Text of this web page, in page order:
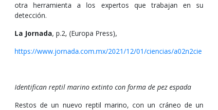
otra herramienta a los expertos que trabajan en su
detección.
La Jornada, p.2, (Europa Press),
https://www.jornada.com.mx/2021/12/01/ciencias/a02n2cie
Identifican reptil marino extinto con forma de pez espada
Restos de un nuevo reptil marino, con un cráneo de un